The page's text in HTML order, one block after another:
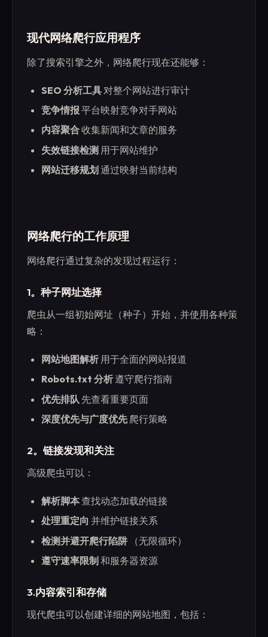
现代网络爬行应用程序
除了搜索引擎之外，网络爬行现在还能够：
SEO 分析工具 对整个网站进行审计
竞争情报 平台映射竞争对手网站
内容聚合收集新闻和文章的服务
失效链接检测 用于网站维护
网站迁移规划 通过映射当前结构
网络爬行的工作原理
网络爬行通过复杂的发现过程运行：
1。种子网址选择
爬虫从一组初始网址（种子）开始，并使用各种策
略：
网站地图解析 用于全面的网站报道
Robots.txt 分析遵守爬行指南
优先排队 先查看重要页面
深度优先与广度优先爬行策略
2。链接发现和关注
高级爬虫可以：
解析脚本查找动态加载的链接
处理重定向 并维护链接关系
检测并避开爬行陷阱 （无限循环）
遵守速率限制 和服务器资源
3.内容索引和存储
现代爬虫可以创建详细的网站地图，包括：